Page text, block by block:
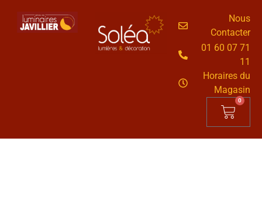
Nous
Contacter
01 60 07 71
11
Horaires du
Magasin
0